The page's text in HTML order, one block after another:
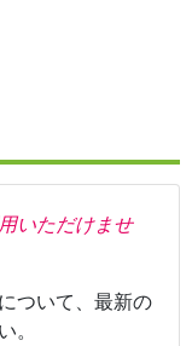
いただけませ
ついて、最新の
。